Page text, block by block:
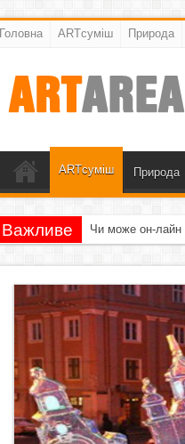
Головна ARTсуміш Природа
ARTсуміш Природа
Важливе Чи може он-лайн